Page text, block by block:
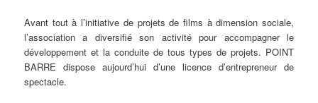
Avant tout à l’initiative de projets de films à dimension sociale,
l’association a diversifié son activité pour accompagner le
développement et la conduite de tous types de projets. POINT
BARRE dispose aujourd’hui d’une licence d’entrepreneur de
spectacle.